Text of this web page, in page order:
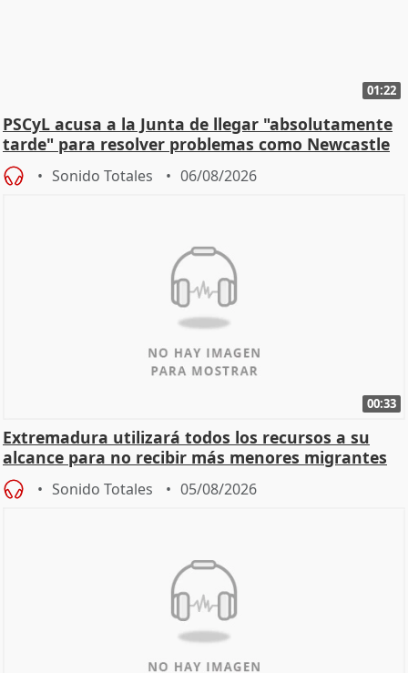
01:22
PSCyL acusa a la Junta de llegar "absolutamente
tarde" para resolver problemas como Newcastle
Sonido Totales 06/08/2026
00:33
Extremadura utilizará todos los recursos a su
alcance para no recibir más menores migrantes
Sonido Totales 05/08/2026